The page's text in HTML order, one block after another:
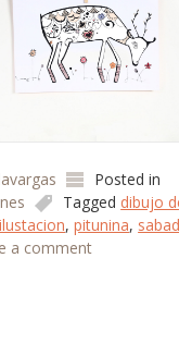
Posted in
Tagged dibujo
ilustacion,pitunina,
a comment